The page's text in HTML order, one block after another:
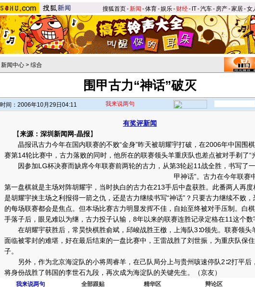
搜狐首页-新闻 -体育-娱乐- 财经- IT-汽车- 房产-家居-女
新闻中心 > 综合
围甲古力“神话”破灭
时间：2006年10月29日04:11 我来说两句
有奖评新闻
【来源：深圳新闻网-晶报】
晶报讯古力今年在国内联赛的不败“金身”昨天被胡耀宇打破，在2006年中国围
赛第14轮比赛中，古力落败的同时，他所在的联赛领头羊重庆队也差点被对手剃了“
因参加LG杯决赛而缺席今年联赛前两轮的古力，从第3轮起11战全胜，书写了一
甲神话”。 古力在今年联赛
第一盘棋就是主场对阵胡耀宇，当时执白的古力在213手后中盘获胜。此番两人再度
是胡耀宇挟主场之利报得一箭之仇，还是古力继续书写“神话”？只要古力继续不败，
的每场联赛都会是焦点。但本场比赛古力明显发挥不佳，自始至终被对手压制。白
手落子后，眼见难以为继，古力投子认输，8年以来的联赛连胜记录定格在11这个数
在胡耀宇获胜后，常昊快棋胜俞斌，邱峻战胜王檄，上海队3∶0领先。联赛领头
面临被零封的难堪，好在最后结束的一盘比赛中，王雷战胜了刘世振，为重庆队保
子。
另外，作为北京海淀队的小将周睿羊，在己队局分上与贵州咳速停队2∶2打平后
将身份战胜了韩国的李世石九段，再次成为海淀队的关键先生。（京友）
我来说两句 全部跟贴 精华区 辩论区